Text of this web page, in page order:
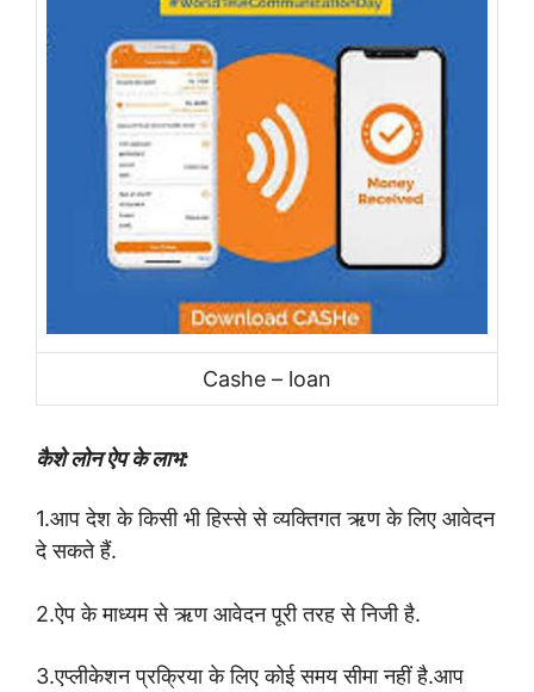
Cashe – loan
कैशे लोन ऐप के लाभ:
1.आप देश के किसी भी हिस्से से व्यक्तिगत ऋण के लिए आवेदन
दे सकते हैं.
2.ऐप के माध्यम से ऋण आवेदन पूरी तरह से निजी है.
3.एप्लीकेशन प्रक्रिया के लिए कोई समय सीमा नहीं है.आप